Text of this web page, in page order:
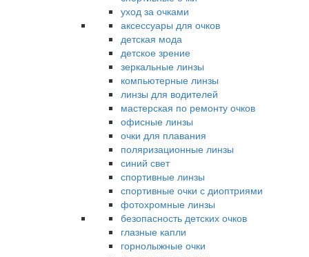
уход за очками
аксессуары для очков
детская мода
детское зрение
зеркальные линзы
компьютерные линзы
линзы для водителей
мастерская по ремонту очков
офисные линзы
очки для плавания
поляризационные линзы
синий свет
спортивные линзы
спортивные очки с диоптриями
фотохромные линзы
безопасность детских очков
глазные капли
горнолыжные очки